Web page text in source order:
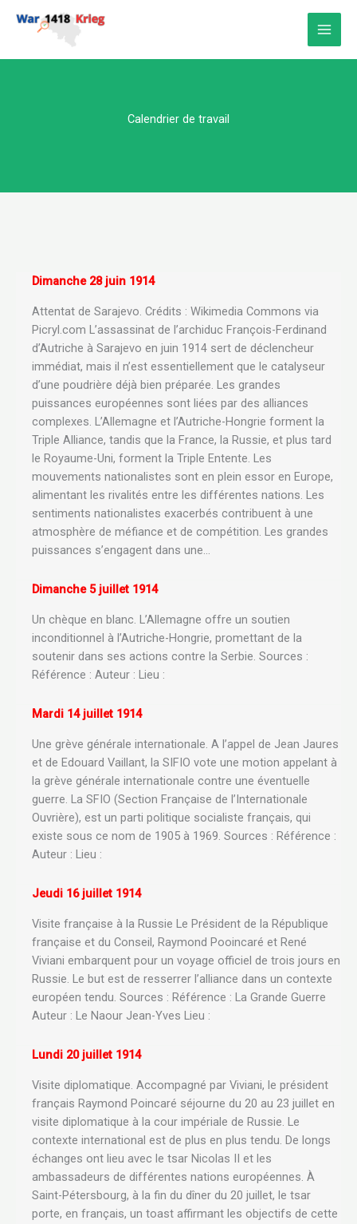
Calendrier de travail
Dimanche 28 juin 1914
Attentat de Sarajevo. Crédits : Wikimedia Commons via
Picryl.com L’assassinat de l’archiduc François-Ferdinand
d’Autriche à Sarajevo en juin 1914 sert de déclencheur
immédiat, mais il n’est essentiellement que le catalyseur
d’une poudrière déjà bien préparée. Les grandes
puissances européennes sont liées par des alliances
complexes. L’Allemagne et l’Autriche-Hongrie forment la
Triple Alliance, tandis que la France, la Russie, et plus tard
le Royaume-Uni, forment la Triple Entente. Les
mouvements nationalistes sont en plein essor en Europe,
alimentant les rivalités entre les différentes nations. Les
sentiments nationalistes exacerbés contribuent à une
atmosphère de méfiance et de compétition. Les grandes
puissances s’engagent dans une…
Dimanche 5 juillet 1914
Un chèque en blanc. L’Allemagne offre un soutien
inconditionnel à l’Autriche-Hongrie, promettant de la
soutenir dans ses actions contre la Serbie. Sources :
Référence : Auteur : Lieu :
Mardi 14 juillet 1914
Une grève générale internationale. A l’appel de Jean Jaures
et de Edouard Vaillant, la SIFIO vote une motion appelant à
la grève générale internationale contre une éventuelle
guerre. La SFIO (Section Française de l’Internationale
Ouvrière), est un parti politique socialiste français, qui
existe sous ce nom de 1905 à 1969. Sources : Référence :
Auteur : Lieu :
Jeudi 16 juillet 1914
Visite française à la Russie Le Président de la République
française et du Conseil, Raymond Pooincaré et René
Viviani embarquent pour un voyage officiel de trois jours en
Russie. Le but est de resserrer l’alliance dans un contexte
européen tendu. Sources : Référence : La Grande Guerre
Auteur : Le Naour Jean-Yves Lieu :
Lundi 20 juillet 1914
Visite diplomatique. Accompagné par Viviani, le président
français Raymond Poincaré séjourne du 20 au 23 juillet en
visite diplomatique à la cour impériale de Russie. Le
contexte international est de plus en plus tendu. De longs
échanges ont lieu avec le tsar Nicolas II et les
ambassadeurs de différentes nations européennes. À
Saint-Pétersbourg, à la fin du dîner du 20 juillet, le tsar
porte, en français, un toast affirmant les objectifs de cette